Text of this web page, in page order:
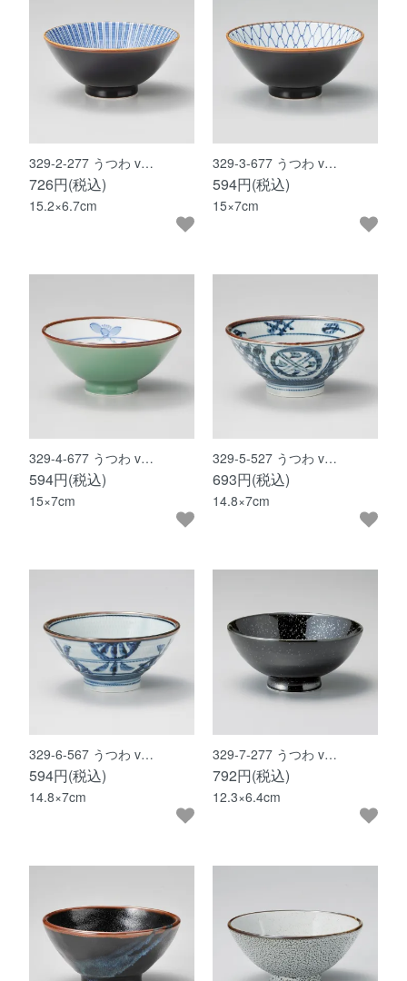
329-2-277 うつわ v…
726円(税込)
15.2×6.7cm
329-3-677 うつわ v…
594円(税込)
15×7cm
329-4-677 うつわ v…
594円(税込)
15×7cm
329-5-527 うつわ v…
693円(税込)
14.8×7cm
329-6-567 うつわ v…
594円(税込)
14.8×7cm
329-7-277 うつわ v…
792円(税込)
12.3×6.4cm